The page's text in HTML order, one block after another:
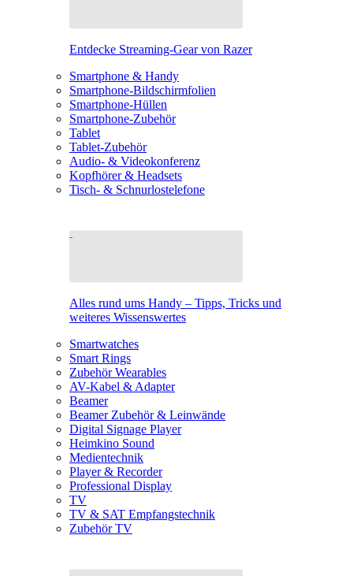
Entdecke Streaming-Gear von Razer
Smartphone & Handy
Smartphone-Bildschirmfolien
Smartphone-Hüllen
Smartphone-Zubehör
Tablet
Tablet-Zubehör
Audio- & Videokonferenz
Kopfhörer & Headsets
Tisch- & Schnurlostelefone
Alles rund ums Handy – Tipps, Tricks und
weiteres Wissenswertes
Smartwatches
Smart Rings
Zubehör Wearables
AV-Kabel & Adapter
Beamer
Beamer Zubehör & Leinwände
Digital Signage Player
Heimkino Sound
Medientechnik
Player & Recorder
Professional Display
TV
TV & SAT Empfangstechnik
Zubehör TV